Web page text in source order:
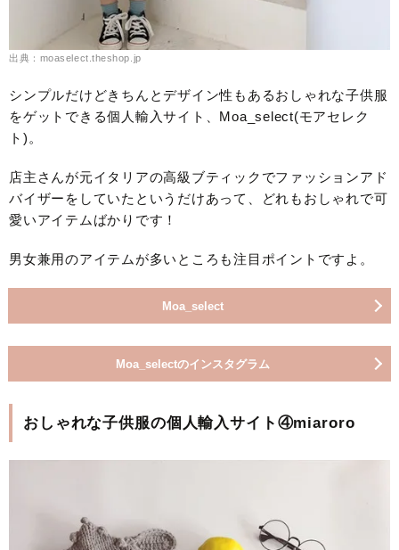
出典：moaselect.theshop.jp
シンプルだけどきちんとデザイン性もあるおしゃれな子供服
をゲットできる個人輸入サイト、Moa_select(モアセレク
ト)。
店主さんが元イタリアの高級ブティックでファッションアド
バイザーをしていたというだけあって、どれもおしゃれで可
愛いアイテムばかりです！
男女兼用のアイテムが多いところも注目ポイントですよ。
Moa_select
Moa_selectのインスタグラム
おしゃれな子供服の個人輸入サイト④miaroro